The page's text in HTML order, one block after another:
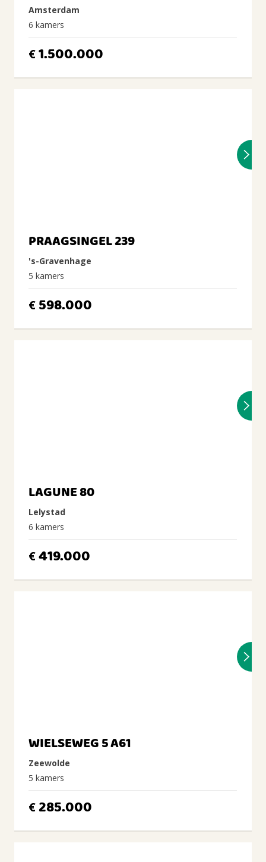
Amsterdam
6 kamers
€1.500.000
PRAAGSINGEL 239
's-Gravenhage
5 kamers
€ 598.000
LAGUNE 80
Lelystad
6 kamers
€419.000
WIELSEWEG 5 A61
Zeewolde
5 kamers
€285.000